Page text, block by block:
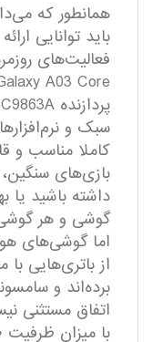
همانطور که
باید توانایی
فعالیت‌های
سبک و
کاملا مناسب و
بازی‌های سنگین،
داشته باشید یا
گوشی و هر
از باتری‌هایی
اتفاق مستثنی